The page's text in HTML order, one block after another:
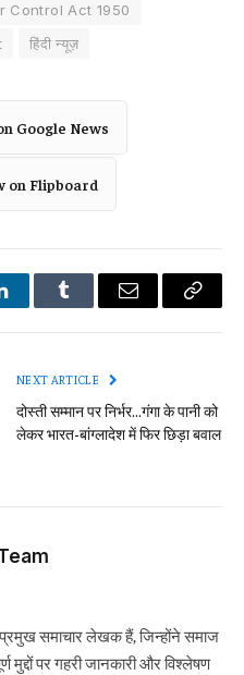
Control Act 1950
हिंदी न्यूज़
Google News
on Flipboard
Tumblr Email
Copy
NEXT ARTICLE
दोस्ती सम्मान पर निर्भर…गंगा के पानी को
लेकर भारत-बांग्लादेश में फिर छिड़ा बवाल
समाचार लेखक हैं, जिन्होंने समाज
मुद्दों पर गहरी जानकारी और विश्लेषण